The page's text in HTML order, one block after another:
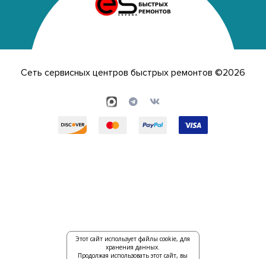
Сеть сервисных центров быстрых ремонтов ©2026
Этот сайт использует файлы cookie, для
хранения данных.
Продолжая использовать этот сайт, вы